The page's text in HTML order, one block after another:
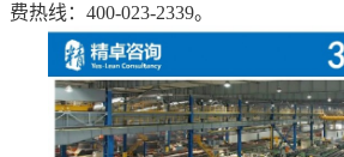
费热线：400-023-2339。